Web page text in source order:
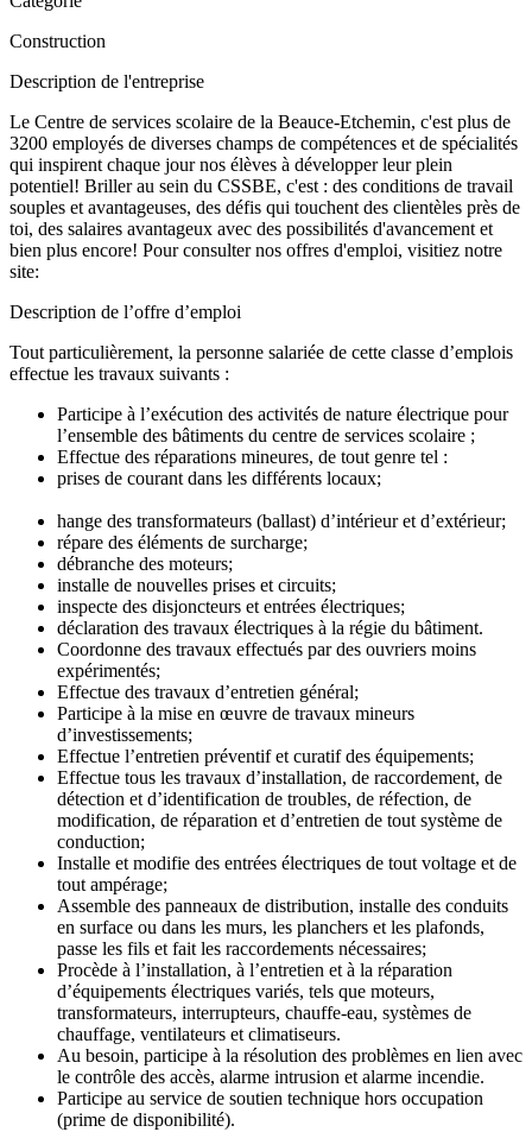
Construction
Description de l'entreprise
Le Centre de services scolaire de la Beauce-Etchemin, c'est plus de
3200 employés de diverses champs de compétences et de spécialités
qui inspirent chaque jour nos élèves à développer leur plein
potentiel! Briller au sein du CSSBE, c'est : des conditions de travail
souples et avantageuses, des défis qui touchent des clientèles près de
toi, des salaires avantageux avec des possibilités d'avancement et
bien plus encore! Pour consulter nos offres d'emploi, visitiez notre
site:
Description de l’offre d’emploi
Tout particulièrement, la personne salariée de cette classe d’emplois
effectue les travaux suivants :
Participe à l’exécution des activités de nature électrique pour
l’ensemble des bâtiments du centre de services scolaire ;
Effectue des réparations mineures, de tout genre tel :
prises de courant dans les différents locaux;
hange des transformateurs (ballast) d’intérieur et d’extérieur;
répare des éléments de surcharge;
débranche des moteurs;
installe de nouvelles prises et circuits;
inspecte des disjoncteurs et entrées électriques;
déclaration des travaux électriques à la régie du bâtiment.
Coordonne des travaux effectués par des ouvriers moins
expérimentés;
Effectue des travaux d’entretien général;
Participe à la mise en œuvre de travaux mineurs
d’investissements;
Effectue l’entretien préventif et curatif des équipements;
Effectue tous les travaux d’installation, de raccordement, de
détection et d’identification de troubles, de réfection, de
modification, de réparation et d’entretien de tout système de
conduction;
Installe et modifie des entrées électriques de tout voltage et de
tout ampérage;
Assemble des panneaux de distribution, installe des conduits
en surface ou dans les murs, les planchers et les plafonds,
passe les fils et fait les raccordements nécessaires;
Procède à l’installation, à l’entretien et à la réparation
d’équipements électriques variés, tels que moteurs,
transformateurs, interrupteurs, chauffe-eau, systèmes de
chauffage, ventilateurs et climatiseurs.
Au besoin, participe à la résolution des problèmes en lien avec
le contrôle des accès, alarme intrusion et alarme incendie.
Participe au service de soutien technique hors occupation
(prime de disponibilité).